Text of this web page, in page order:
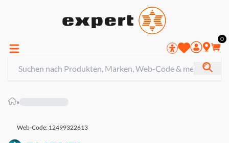
0
»
Web-Code: 12499322613